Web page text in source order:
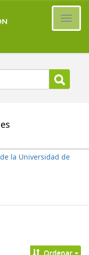
la Universidad de
Ordenar